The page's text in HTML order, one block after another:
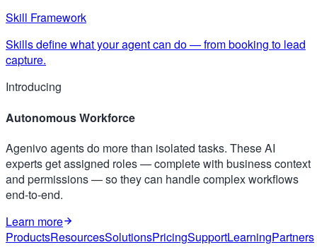
Skill Framework
Skills define what your agent can do — from booking to lead
capture.
Introducing
Autonomous Workforce
Agenivo agents do more than isolated tasks. These AI
experts get assigned roles — complete with business context
and permissions — so they can handle complex workflows
end-to-end.
Learn more
ProductsResourcesSolutionsPricingSupportLearningPartners